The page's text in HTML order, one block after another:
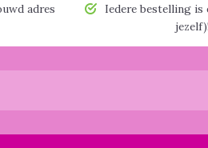
adres
Iedere bestelling is
jezelf)!